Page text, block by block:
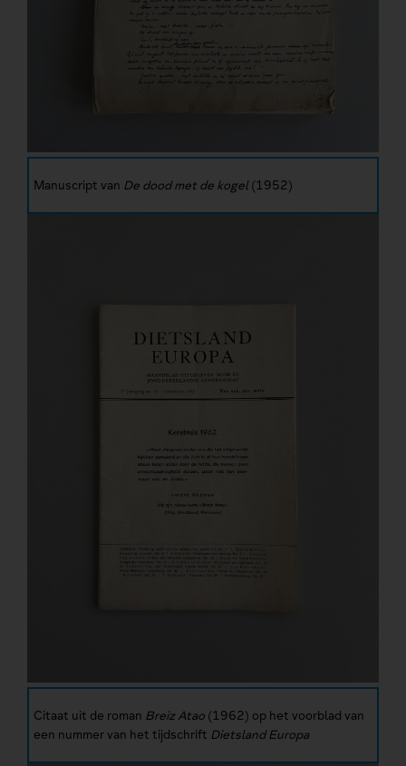
Manuscript van De dood met de kogel (1952)
Citaat uit de roman Breiz Atao (1962) op het voorblad van
een nummer van het tijdschrift Dietsland Europa